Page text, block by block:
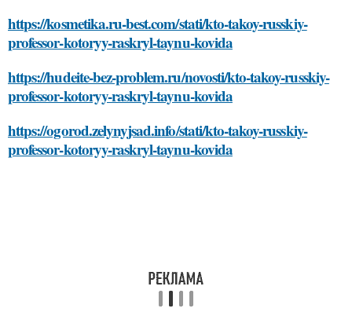
https://kosmetika.ru-best.com/stati/kto-takoy-russkiy-
professor-kotoryy-raskryl-taynu-kovida
https://hudeite-bez-problem.ru/novosti/kto-takoy-russkiy-
professor-kotoryy-raskryl-taynu-kovida
https://ogorod.zelynyjsad.info/stati/kto-takoy-russkiy-
professor-kotoryy-raskryl-taynu-kovida